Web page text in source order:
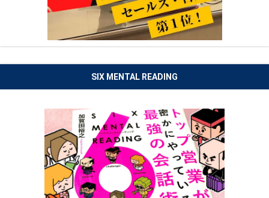
SIX MENTAL READING